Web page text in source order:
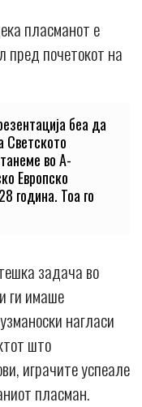
пласманот е
пред почетокот на
беа да
Светското
во А-
Европско
година. Тоа го
задача во
ги имаше
нагласи
што
играчите успеале
пласман.